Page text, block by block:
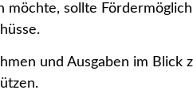
möchte, sollte
und Ausgaben im Blick